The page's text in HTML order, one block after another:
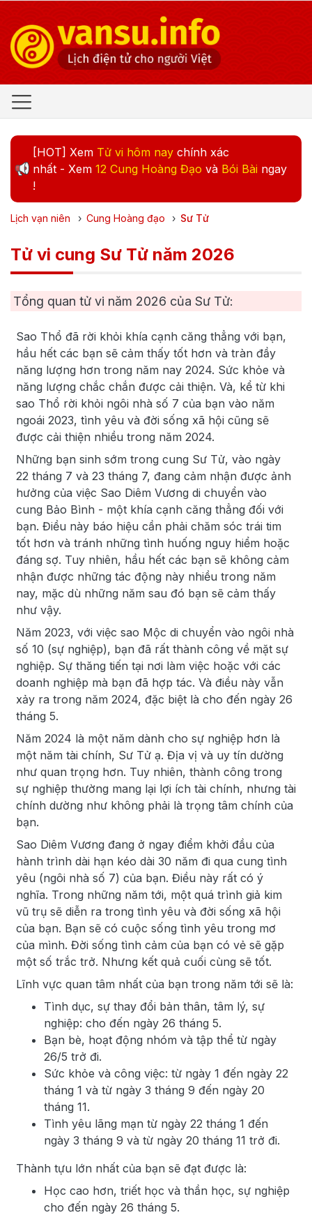
[HOT] Xem Tử vi hôm nay chính xác
nhất - Xem 12 Cung Hoàng Đạo và Bói Bài ngay
!
Lịch vạn niên › Cung Hoàng đạo › Sư Tử
Tử vi cung Sư Tử năm 2026
Tổng quan tử vi năm 2026 của Sư Tử:
Sao Thổ đã rời khỏi khía cạnh căng thẳng với bạn,
hầu hết các bạn sẽ cảm thấy tốt hơn và tràn đầy
năng lượng hơn trong năm nay 2024. Sức khỏe và
năng lượng chắc chắn được cải thiện. Và, kể từ khi
sao Thổ rời khỏi ngôi nhà số 7 của bạn vào năm
ngoái 2023, tình yêu và đời sống xã hội cũng sẽ
được cải thiện nhiều trong năm 2024.
Những bạn sinh sớm trong cung Sư Tử, vào ngày
22 tháng 7 và 23 tháng 7, đang cảm nhận được ảnh
hưởng của việc Sao Diêm Vương di chuyển vào
cung Bảo Bình - một khía cạnh căng thẳng đối với
bạn. Điều này báo hiệu cần phải chăm sóc trái tim
tốt hơn và tránh những tình huống nguy hiểm hoặc
đáng sợ. Tuy nhiên, hầu hết các bạn sẽ không cảm
nhận được những tác động này nhiều trong năm
nay, mặc dù những năm sau đó bạn sẽ cảm thấy
như vậy.
Năm 2023, với việc sao Mộc di chuyển vào ngôi nhà
số 10 (sự nghiệp), bạn đã rất thành công về mặt sự
nghiệp. Sự thăng tiến tại nơi làm việc hoặc với các
doanh nghiệp mà bạn đã hợp tác. Và điều này vẫn
xảy ra trong năm 2024, đặc biệt là cho đến ngày 26
tháng 5.
Năm 2024 là một năm dành cho sự nghiệp hơn là
một năm tài chính, Sư Tử ạ. Địa vị và uy tín dường
như quan trọng hơn. Tuy nhiên, thành công trong
sự nghiệp thường mang lại lợi ích tài chính, nhưng tài
chính dường như không phải là trọng tâm chính của
bạn.
Sao Diêm Vương đang ở ngay điểm khởi đầu của
hành trình dài hạn kéo dài 30 năm đi qua cung tình
yêu (ngôi nhà số 7) của bạn. Điều này rất có ý
nghĩa. Trong những năm tới, một quá trình giả kim
vũ trụ sẽ diễn ra trong tình yêu và đời sống xã hội
của bạn. Bạn sẽ có cuộc sống tình yêu trong mơ
của mình. Đời sống tình cảm của bạn có vẻ sẽ gặp
một số trắc trở. Nhưng kết quả cuối cùng sẽ tốt.
Lĩnh vực quan tâm nhất của bạn trong năm tới sẽ là:
Tình dục, sự thay đổi bản thân, tâm lý, sự
nghiệp: cho đến ngày 26 tháng 5.
Bạn bè, hoạt động nhóm và tập thể từ ngày
26/5 trở đi.
Sức khỏe và công việc: từ ngày 1 đến ngày 22
tháng 1 và từ ngày 3 tháng 9 đến ngày 20
tháng 11.
Tình yêu lãng mạn từ ngày 22 tháng 1 đến
ngày 3 tháng 9 và từ ngày 20 tháng 11 trở đi.
Thành tựu lớn nhất của bạn sẽ đạt được là:
Học cao hơn, triết học và thần học, sự nghiệp
cho đến ngày 26 tháng 5.